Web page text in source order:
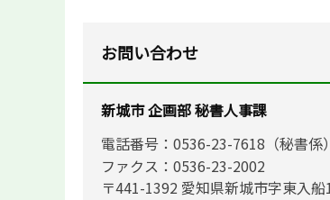
お問い合わせ
新城市 企画部 秘書人事課
電話番号：0536-23-7618（秘書
ファクス：0536-23-2002
〒441-1392 愛知県新城市字東入